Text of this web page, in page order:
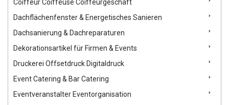
Coiffeur Coiffeuse Coiffeurgeschäft
Dachflächenfenster & Energetisches Sanieren
Dachsanierung & Dachreparaturen
Dekorationsartikel für Firmen & Events
Druckerei Offsetdruck Digitaldruck
Event Catering & Bar Catering
Eventveranstalter Eventorganisation